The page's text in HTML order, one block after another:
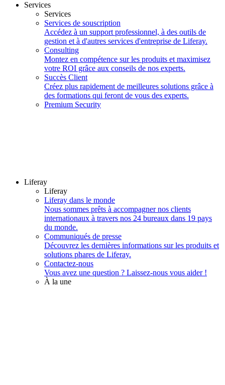
Services
Services
Services de souscription
Accédez à un support professionnel, à des outils de
gestion et à d'autres services d'entreprise de Liferay.
Consulting
Montez en compétence sur les produits et maximisez
votre ROI grâce aux conseils de nos experts.
Succès Client
Créez plus rapidement de meilleures solutions grâce à
des formations qui feront de vous des experts.
Premium Security
Liferay
Liferay
Liferay dans le monde
Nous sommes prêts à accompagner nos clients
internationaux à travers nos 24 bureaux dans 19 pays
du monde.
Communiqués de presse
Découvrez les dernières informations sur les produits et
solutions phares de Liferay.
Contactez-nous
Vous avez une question ? Laissez-nous vous aider !
À la une